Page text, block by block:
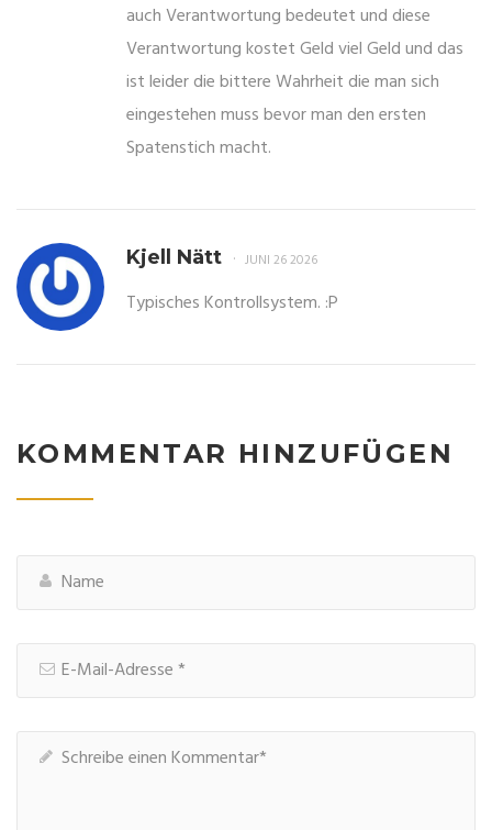
auch Verantwortung bedeutet und diese
Verantwortung kostet Geld viel Geld und das
ist leider die bittere Wahrheit die man sich
eingestehen muss bevor man den ersten
Spatenstich macht.
Kjell Nätt JUNI 26 2026
Typisches Kontrollsystem. :P
KOMMENTAR HINZUFÜGEN